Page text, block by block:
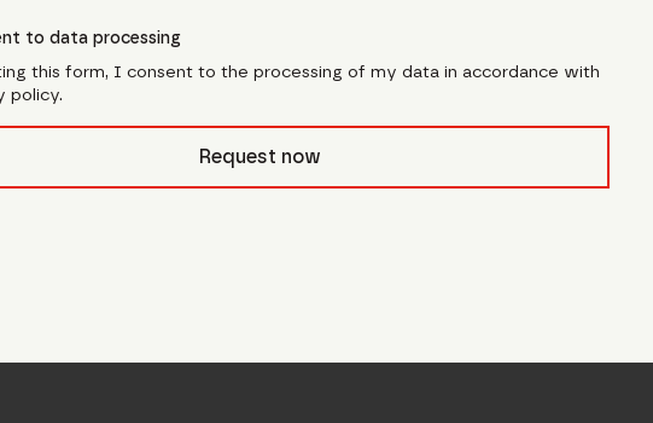
to data processing
this form, I consent to the processing of my data in accordance with
policy.
Request now